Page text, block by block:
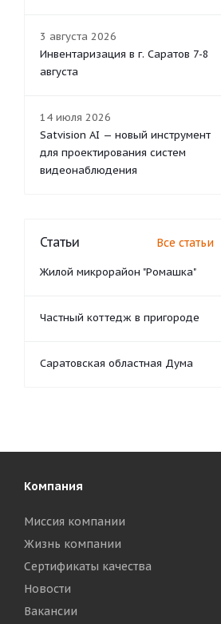
3 августа 2026
Инвентаризация в г. Саратов 7-8
августа
14 июля 2026
Satvision AI — новый инструмент
для проектирования систем
видеонаблюдения
Статьи Все статьи
Жилой микрорайон "Ромашка"
Частный коттедж в пригороде
Саратовская областная Дума
Компания
Миссия компании
Жизнь компании
Сертификаты качества
Новости
Вакансии